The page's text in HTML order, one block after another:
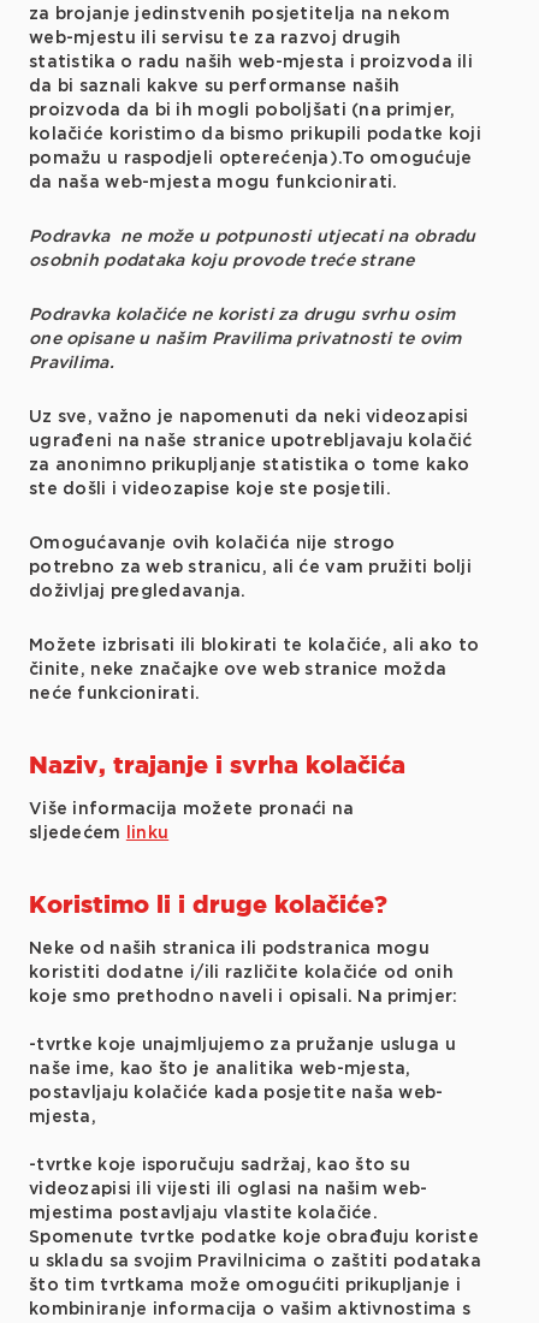
za brojanje jedinstvenih posjetitelja na nekom
web-mjestu ili servisu te za razvoj drugih
statistika o radu naših web-mjesta i proizvoda ili
da bi saznali kakve su performanse naših
proizvoda da bi ih mogli poboljšati (na primjer,
kolačiće koristimo da bismo prikupili podatke koji
pomažu u raspodjeli opterećenja).To omogućuje
da naša web-mjesta mogu funkcionirati.
Podravka ne može u potpunosti utjecati na obradu
osobnih podataka koju provode treće strane
Podravka kolačiće ne koristi za drugu svrhu osim
one opisane u našim Pravilima privatnosti te ovim
Pravilima.
Uz sve, važno je napomenuti da neki videozapisi
ugrađeni na naše stranice upotrebljavaju kolačić
za anonimno prikupljanje statistika o tome kako
ste došli i videozapise koje ste posjetili.
Omogućavanje ovih kolačića nije strogo
potrebno za web stranicu, ali će vam pružiti bolji
doživljaj pregledavanja.
Možete izbrisati ili blokirati te kolačiće, ali ako to
činite, neke značajke ove web stranice možda
neće funkcionirati.
Naziv, trajanje i svrha kolačića
Više informacija možete pronaći na
sljedećem
linku
Koristimo li i druge kolačiće?
Neke od naših stranica ili podstranica mogu
koristiti dodatne i/ili različite kolačiće od onih
koje smo prethodno naveli i opisali. Na primjer:
-tvrtke koje unajmljujemo za pružanje usluga u
naše ime, kao što je analitika web-mjesta,
postavljaju kolačiće kada posjetite naša web-
mjesta,
-tvrtke koje isporučuju sadržaj, kao što su
videozapisi ili vijesti ili oglasi na našim web-
mjestima postavljaju vlastite kolačiće.
Spomenute tvrtke podatke koje obrađuju koriste
u skladu sa svojim Pravilnicima o zaštiti podataka
što tim tvrtkama može omogućiti prikupljanje i
kombiniranje informacija o vašim aktivnostima s